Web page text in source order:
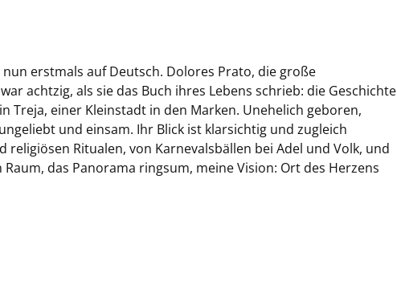
erstmals auf Deutsch. Dolores Prato, die große
achtzig, als sie das Buch ihres Lebens schrieb: die Geschichte
Treja, einer Kleinstadt in den Marken. Unehelich geboren,
und einsam. Ihr Blick ist klarsichtig und zugleich
Ritualen, von Karnevalsbällen bei Adel und Volk, und
das Panorama ringsum, meine Vision: Ort des Herzens